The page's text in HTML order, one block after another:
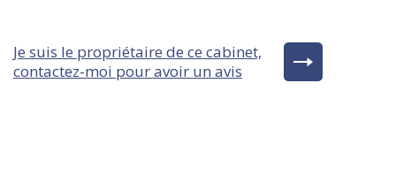
Je suis le propriétaire de ce cabinet,
contactez-moi pour avoir un avis